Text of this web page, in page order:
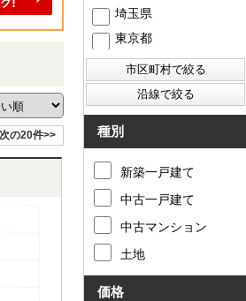
次の20件>>
埼玉県
東京都
種別
新築一戸建て
中古一戸建て
中古マンション
土地
価格